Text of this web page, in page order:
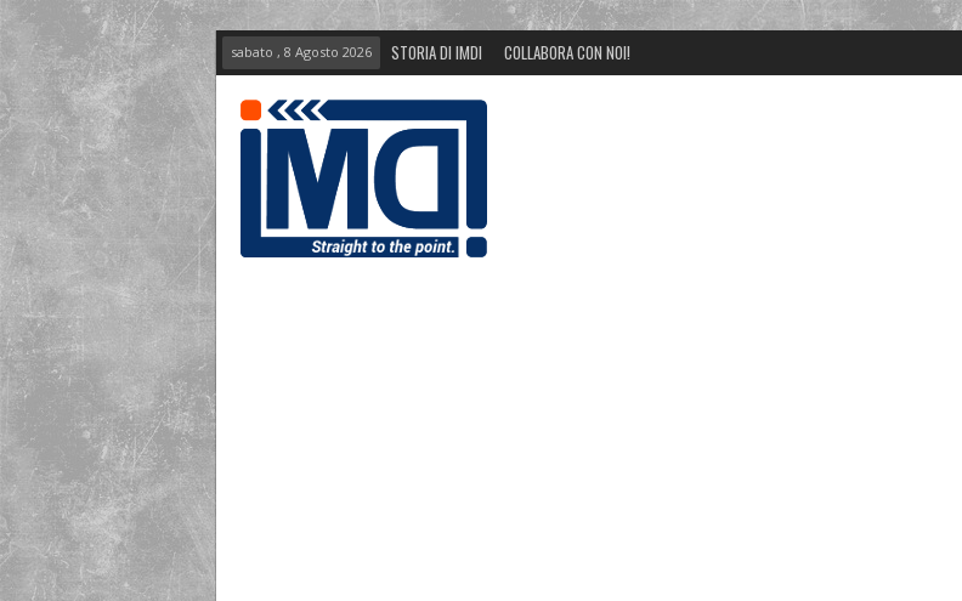
sabato , 8 Agosto 2026 STORIA DI IMDI COLLABORA CON NOI!